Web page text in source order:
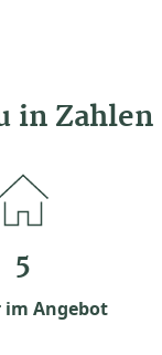
in Zahlen
5
im Angebot